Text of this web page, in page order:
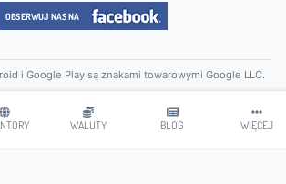
WALUTY BLOG WIĘCEJ
i Google Play są znakami towarowymi Google LLC.